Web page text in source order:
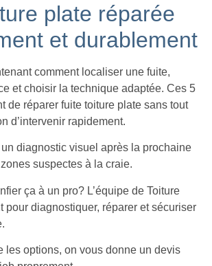
plate réparée
et durablement
comment localiser une fuite,
et choisir la technique adaptée. Ces 5
de réparer fuite toiture plate sans tout
d’intervenir rapidement.
diagnostic visuel après la prochaine
suspectes à la craie.
ça à un pro? L’équipe de Toiture
pour diagnostiquer, réparer et sécuriser
les options, on vous donne un devis